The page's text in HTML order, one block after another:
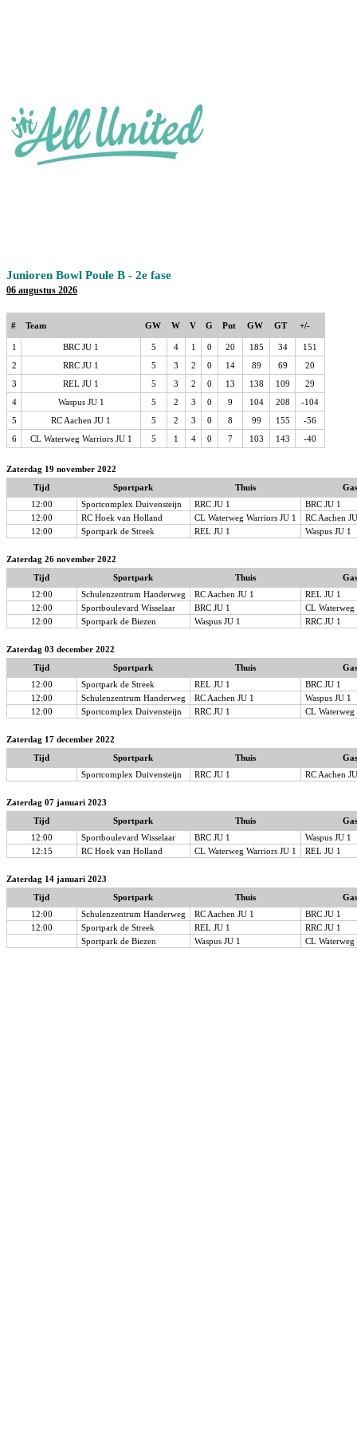
Junioren Bowl Poule B - 2e fase
06 augustus 2026
# Team GW W V G Pnt GW GT +/-
1 BRC JU 1 5 4 1 0 20 185 34
151
2
RRC JU 1 5 3 2 0 14 89 69
20
3
REL JU 1 5 3 2 0 13 138 109
29
4
Waspus JU 1 5 2 3 0 9 104 208
-104
5
RC Aachen JU 1 5 2 3 0 8 99 155
-56
6
CL Waterweg Warriors JU 1 5 1 4 0 7 103 143 -40
Zaterdag 19 november 2022
Tijd
Sportpark Thuis
12:00
Sportcomplex Duivensteijn RRC JU 1
BRC JU 1
12:00
RC Hoek van Holland CL Waterweg Warriors JU 1
RC Aachen
12:00
Sportpark de Streek REL JU 1 Waspus JU 1
Zaterdag 26 november 2022
Tijd
Sportpark Thuis
12:00
Schulenzentrum Handerweg RC Aachen JU 1
REL JU 1
12:00
Sportboulevard Wisselaar BRC JU 1
CL
12:00
Sportpark de Biezen Waspus JU 1 RRC JU 1
Zaterdag 03 december 2022
Tijd
Sportpark Thuis
12:00
Sportpark de Streek REL JU 1
BRC JU 1
12:00
Schulenzentrum Handerweg RC Aachen JU 1
Waspus JU 1
12:00
Sportcomplex Duivensteijn RRC JU 1 CL
Zaterdag 17 december 2022
Tijd
Sportpark Thuis
Sportcomplex Duivensteijn
RRC JU 1 RC Aachen
Zaterdag 07 januari 2023
Tijd
Sportpark Thuis
12:00
Sportboulevard Wisselaar BRC JU 1
Waspus JU 1
12:15
RC Hoek van Holland CL Waterweg Warriors JU 1 REL JU 1
Zaterdag 14 januari 2023
Tijd
Sportpark Thuis
12:00
Schulenzentrum Handerweg RC Aachen JU 1
BRC JU 1
12:00
Sportpark de Streek REL JU 1
RRC JU 1
Sportpark de Biezen
Waspus JU 1 CL